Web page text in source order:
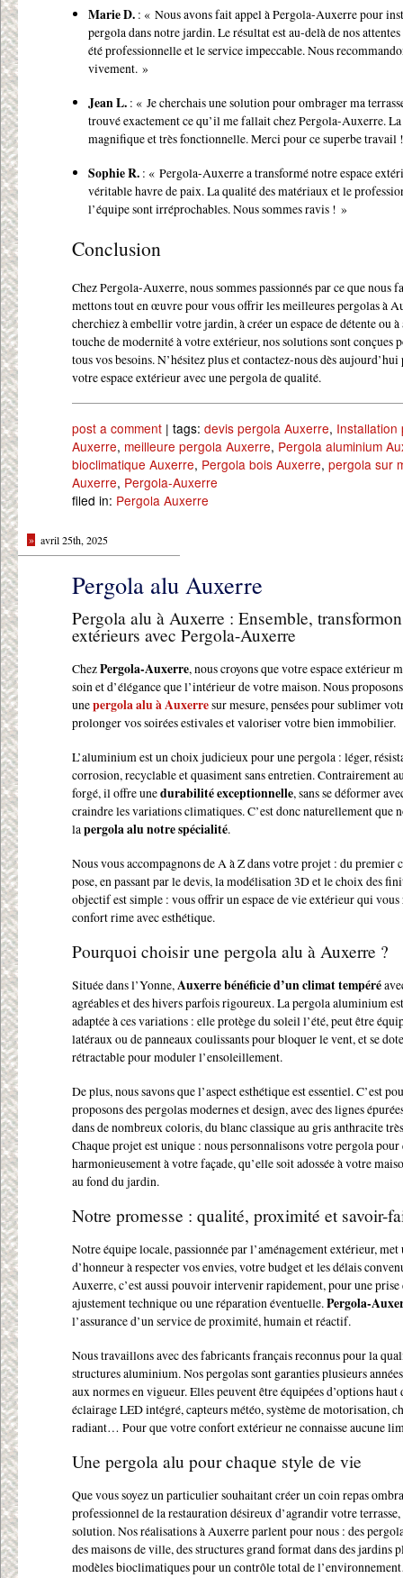
Marie D. : « Nous avons fait appel à Pergola-Auxerre pour
pergola dans notre jardin. Le résultat est au-delà de nos attentes
été professionnelle et le service impeccable. Nous
vivement. »
Jean L. : « Je cherchais une solution pour ombrager ma
trouvé exactement ce qu’il me fallait chez Pergola-Auxerre.
magnifique et très fonctionnelle. Merci pour ce superbe travail
Sophie R. : « Pergola-Auxerre a transformé notre espace
véritable havre de paix. La qualité des matériaux et le
l’équipe sont irréprochables. Nous sommes ravis ! »
Conclusion
Chez Pergola-Auxerre, nous sommes passionnés par ce que nous
mettons tout en œuvre pour vous offrir les meilleures pergolas à
cherchiez à embellir votre jardin, à créer un espace de détente ou
touche de modernité à votre extérieur, nos solutions sont conçues
tous vos besoins. N’hésitez plus et contactez-nous dès
votre espace extérieur avec une pergola de qualité.
post a comment | tags: devis pergola Auxerre, Installation
Auxerre, meilleure pergola Auxerre, Pergola aluminium
bioclimatique Auxerre, Pergola bois Auxerre, pergola sur
Auxerre, Pergola-Auxerre
filed in: Pergola Auxerre
» avril 25th, 2025
Pergola alu Auxerre
Pergola alu à Auxerre : Ensemble,
extérieurs avec Pergola-Auxerre
ChezPergola-Auxerre, nous croyons que votre espace extérieur
soin et d’élégance que l’intérieur de votre maison. Nous
unepergola alu à Auxerresur mesure, pensées pour sublimer
prolonger vos soirées estivales et valoriser votre bien immobilier.
L’aluminium est un choix judicieux pour une pergola : léger,
corrosion, recyclable et quasiment sans entretien. Contrairement
forgé, il offre unedurabilité exceptionnelle, sans se déformer
craindre les variations climatiques. C’est donc naturellement que
lapergola alu notre spécialité.
Nous vous accompagnons de A à Z dans votre projet : du premier
pose, en passant par le devis, la modélisation 3D et le choix des
objectif est simple : vous offrir un espace de vie extérieur qui vous
confort rime avec esthétique.
Pourquoi choisir une pergola alu à Auxerre ?
Située dans l’Yonne,Auxerre bénéficie d’un climat tempéré
agréables et des hivers parfois rigoureux. La pergola aluminium
adaptée à ces variations : elle protège du soleil l’été, peut être
latéraux ou de panneaux coulissants pour bloquer le vent, et se
rétractable pour moduler l’ensoleillement.
De plus, nous savons que l’aspect esthétique est essentiel. C’est
proposons des pergolas modernes et design, avec des lignes
dans de nombreux coloris, du blanc classique au gris anthracite
Chaque projet est unique : nous personnalisons votre pergola pour
harmonieusement à votre façade, qu’elle soit adossée à votre
au fond du jardin.
Notre promesse : qualité, proximité et savoir-
Notre équipe locale, passionnée par l’aménagement extérieur,
d’honneur à respecter vos envies, votre budget et les délais
Auxerre, c’est aussi pouvoir intervenir rapidement, pour une prise
ajustement technique ou une réparation éventuelle.Pergola-
l’assurance d’un service de proximité, humain et réactif.
Nous travaillons avec des fabricants français reconnus pour la
structures aluminium. Nos pergolas sont garanties plusieurs
aux normes en vigueur. Elles peuvent être équipées d’options haut
éclairage LED intégré, capteurs météo, système de motorisation,
radiant… Pour que votre confort extérieur ne connaisse aucune
Une pergola alu pour chaque style de vie
Que vous soyez un particulier souhaitant créer un coin repas
professionnel de la restauration désireux d’agrandir votre
solution. Nos réalisations à Auxerre parlent pour nous : des
des maisons de ville, des structures grand format dans des jardins
modèles bioclimatiques pour un contrôle total de